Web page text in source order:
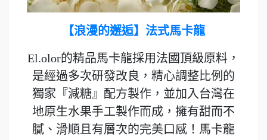
【浪漫的邂逅】法式馬卡龍
El.olor的精品馬卡龍採用法國頂級原料，
是經過多次研發改良，精心調整比例的
獨家『減糖』配方製作，並加入台灣在
地原生水果手工製作而成，擁有甜而不
膩、滑順且有層次的完美口感！馬卡龍